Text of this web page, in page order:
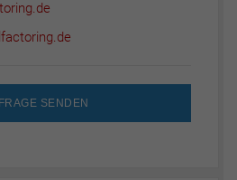
SENDEN